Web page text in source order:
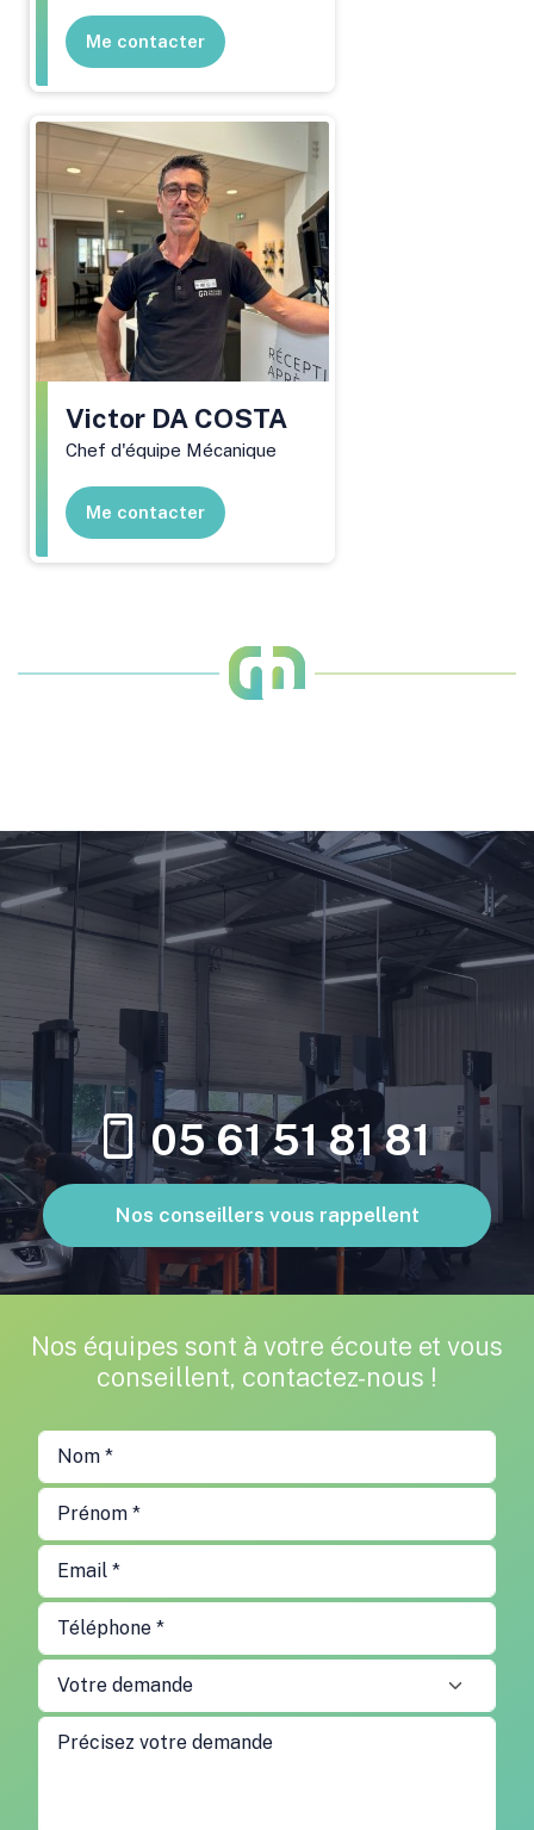
Me contacter
Victor DA COSTA
Chef d'équipe Mécanique
Me contacter
Nos équipes sont à votre écoute et vous
conseillent, contactez-nous !
05 61 51 81 81
Nos conseillers vous rappellent